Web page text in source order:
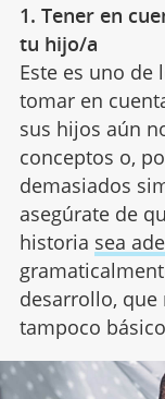
1. Tener en
tu hijo/a
Este es uno de
tomar en
sus hijos aún
conceptos o,
demasiados
asegúrate de
historia sea
desarrollo,
tampoco